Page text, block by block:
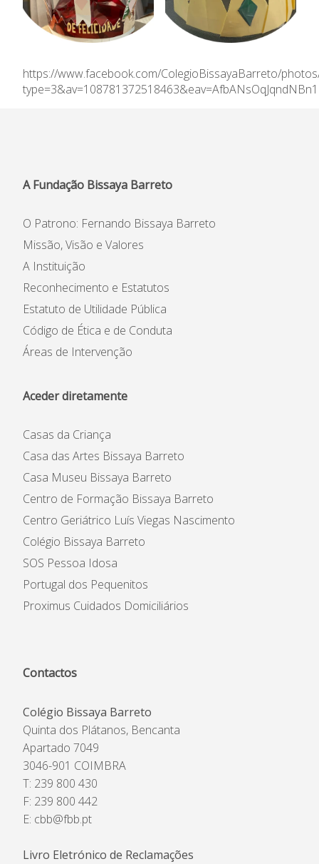
Notícias
https://www.facebook.com/ColegioBissayaBarreto/
A Fundação Bissaya Barreto
O Patrono: Fernando Bissaya Barreto
Missão, Visão e Valores
A Instituição
Reconhecimento e Estatutos
Estatuto de Utilidade Pública
Código de Ética e de Conduta
Áreas de Intervenção
Aceder diretamente
Casas da Criança
Casa das Artes Bissaya Barreto
Casa Museu Bissaya Barreto
Centro de Formação Bissaya Barreto
Centro Geriátrico Luís Viegas Nascimento
Colégio Bissaya Barreto
SOS Pessoa Idosa
Portugal dos Pequenitos
Proximus Cuidados Domiciliários
Contactos
Colégio Bissaya Barreto
Quinta dos Plátanos, Bencanta
Apartado 7049
3046-901 COIMBRA
T: 239 800 430
F: 239 800 442
E: cbb@fbb.pt
Livro Eletrónico de Reclamações